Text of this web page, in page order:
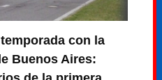
con la
Buenos Aires: